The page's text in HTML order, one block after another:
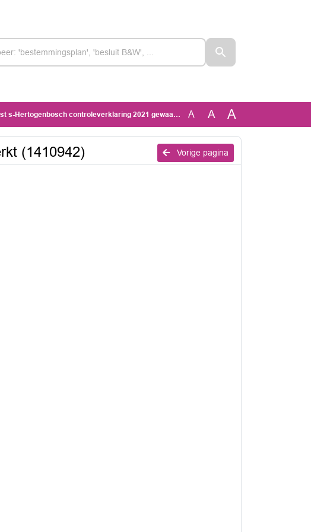
Hertogenbosch controleverklaring 2021 gewaarmerkt (1410942) A A A
Vorige pagina
(1410942)